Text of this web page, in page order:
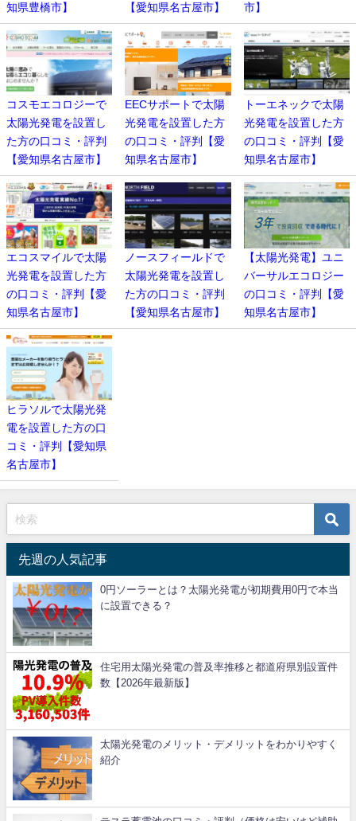
知県豊橋市】
【愛知県名古屋市】
市】
コスモエコロジーで
太陽光発電を設置し
た方の口コミ・評判
【愛知県名古屋市】
EECサポートで太陽
光発電を設置した方
の口コミ・評判【愛
知県名古屋市】
トーエネックで太陽
光発電を設置した方
の口コミ・評判【愛
知県名古屋市】
エコスマイルで太陽
光発電を設置した方
の口コミ・評判【愛
知県名古屋市】
ノースフィールドで
太陽光発電を設置し
た方の口コミ・評判
【愛知県名古屋市】
【太陽光発電】ユニ
バーサルエコロジー
の口コミ・評判【愛
知県名古屋市】
ヒラソルで太陽光発
電を設置した方の口
コミ・評判【愛知県
名古屋市】
先週の人気記事
0円ソーラーとは？太陽光発電が初期費用0円で本当
に設置できる？
住宅用太陽光発電の普及率推移と都道府県別設置件
数【2026年最新版】
太陽光発電のメリット・デメリットをわかりやすく
紹介